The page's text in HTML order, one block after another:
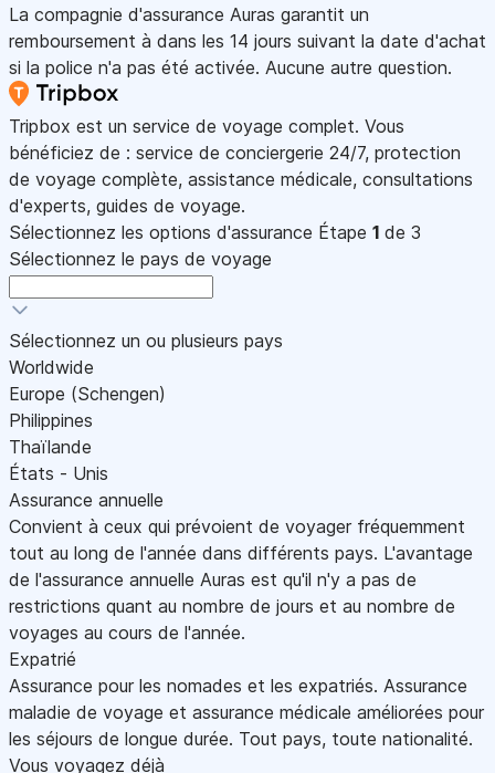
La compagnie d'assurance Auras garantit un
remboursement à dans les 14 jours suivant la date d'achat
si la police n'a pas été activée. Aucune autre question.
Tripbox est un service de voyage complet. Vous
bénéficiez de : service de conciergerie 24/7, protection
de voyage complète, assistance médicale, consultations
d'experts, guides de voyage.
Sélectionnez les options d'assurance Étape 1 de 3
Sélectionnez le pays de voyage
Sélectionnez un ou plusieurs pays
Worldwide
Europe (Schengen)
Philippines
Thaïlande
États - Unis
Assurance annuelle
Convient à ceux qui prévoient de voyager fréquemment
tout au long de l'année dans différents pays. L'avantage
de l'assurance annuelle Auras est qu'il n'y a pas de
restrictions quant au nombre de jours et au nombre de
voyages au cours de l'année.
Expatrié
Assurance pour les nomades et les expatriés. Assurance
maladie de voyage et assurance médicale améliorées pour
les séjours de longue durée. Tout pays, toute nationalité.
Vous voyagez déjà